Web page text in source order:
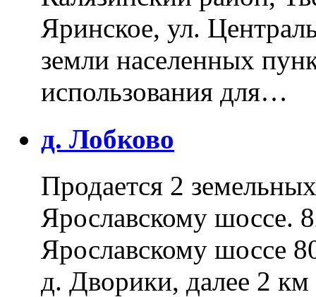
Яринское, ул.
земли населенных
использования для…
д. Лобково
Продается 2
Ярославскому
Ярославскому шоссе
д. Дворики, далее 2